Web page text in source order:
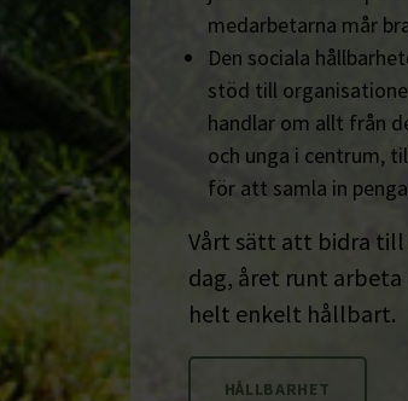
medarbetarna mår
Den sociala
stöd till
handlar om allt från
och unga i centrum,
för att samla in
Vårt sätt att bidra
dag, året runt
helt enkelt hållbart.
HÅLLBARHET